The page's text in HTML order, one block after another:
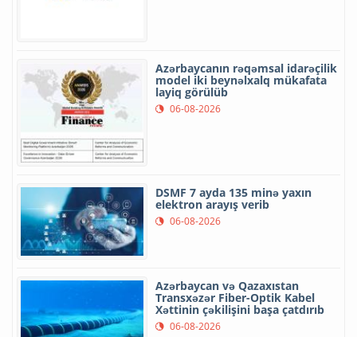
Azərbaycanın rəqəmsal idarəçilik
model iki beynəlxalq mükafata
layiq görülüb
06-08-2026
DSMF 7 ayda 135 minə yaxın
elektron arayış verib
06-08-2026
Azərbaycan və Qazaxıstan
Transxəzər Fiber-Optik Kabel
Xəttinin çəkilişini başa çatdırıb
06-08-2026